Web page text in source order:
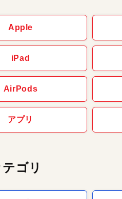
Apple
iPad
AirPods
アプリ
ゴリ